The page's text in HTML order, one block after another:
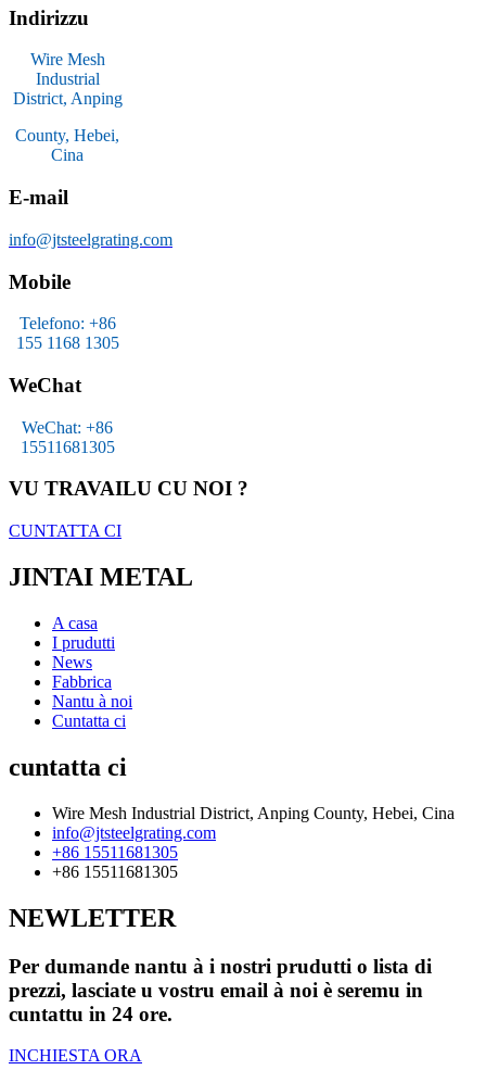
Indirizzu
Wire Mesh
Industrial
District, Anping
County, Hebei,
Cina
E-mail
info@jtsteelgrating.com
Mobile
Telefono: +86
155 1168 1305
WeChat
WeChat: +86
15511681305
VU TRAVAILU CU NOI ?
CUNTATTA CI
JINTAI METAL
A casa
I prudutti
News
Fabbrica
Nantu à noi
Cuntatta ci
cuntatta ci
Wire Mesh Industrial District, Anping County, Hebei, Cina
info@jtsteelgrating.com
+86 15511681305
+86 15511681305
NEWLETTER
Per dumande nantu à i nostri prudutti o lista di
prezzi, lasciate u vostru email à noi è seremu in
cuntattu in 24 ore.
INCHIESTA ORA